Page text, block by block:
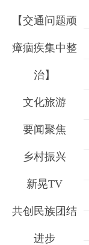
【交通问题顽
瘴痼疾集中整
治】
文化旅游
要闻聚焦
乡村振兴
新晃TV
共创民族团结
进步